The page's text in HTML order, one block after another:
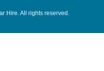
Hire. All rights reserved.